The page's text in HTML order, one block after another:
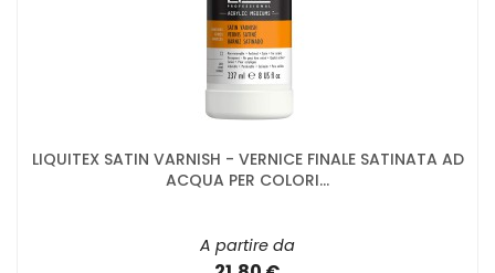
LIQUITEX SATIN VARNISH - VERNICE FINALE SATINATA AD
ACQUA PER COLORI...
A partire da